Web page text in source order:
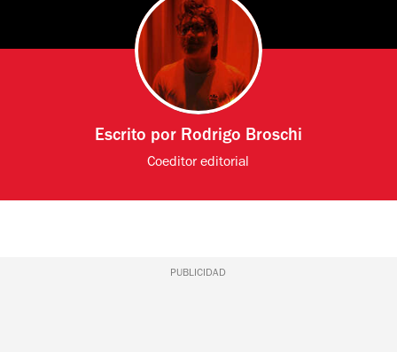
Escrito por Rodrigo Broschi
Coeditor editorial
PUBLICIDAD